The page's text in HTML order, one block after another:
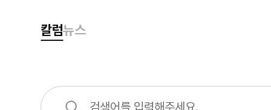
칼럼뉴스